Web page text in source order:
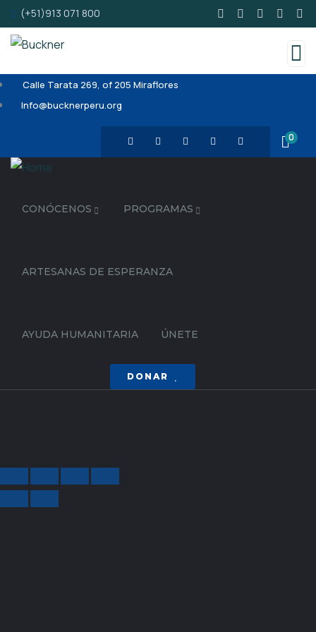
(+51)913 071 800
Calle Tarata 269, of 205 Miraflores
Info@bucknerperu.org
0
CONÓCENOS PROGRAMAS
ARTESANAS DE ESPERANZA
AYUDA HUMANITARIA ÚNETE
DONAR